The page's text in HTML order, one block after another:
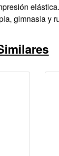
elástica.
gimnasia y